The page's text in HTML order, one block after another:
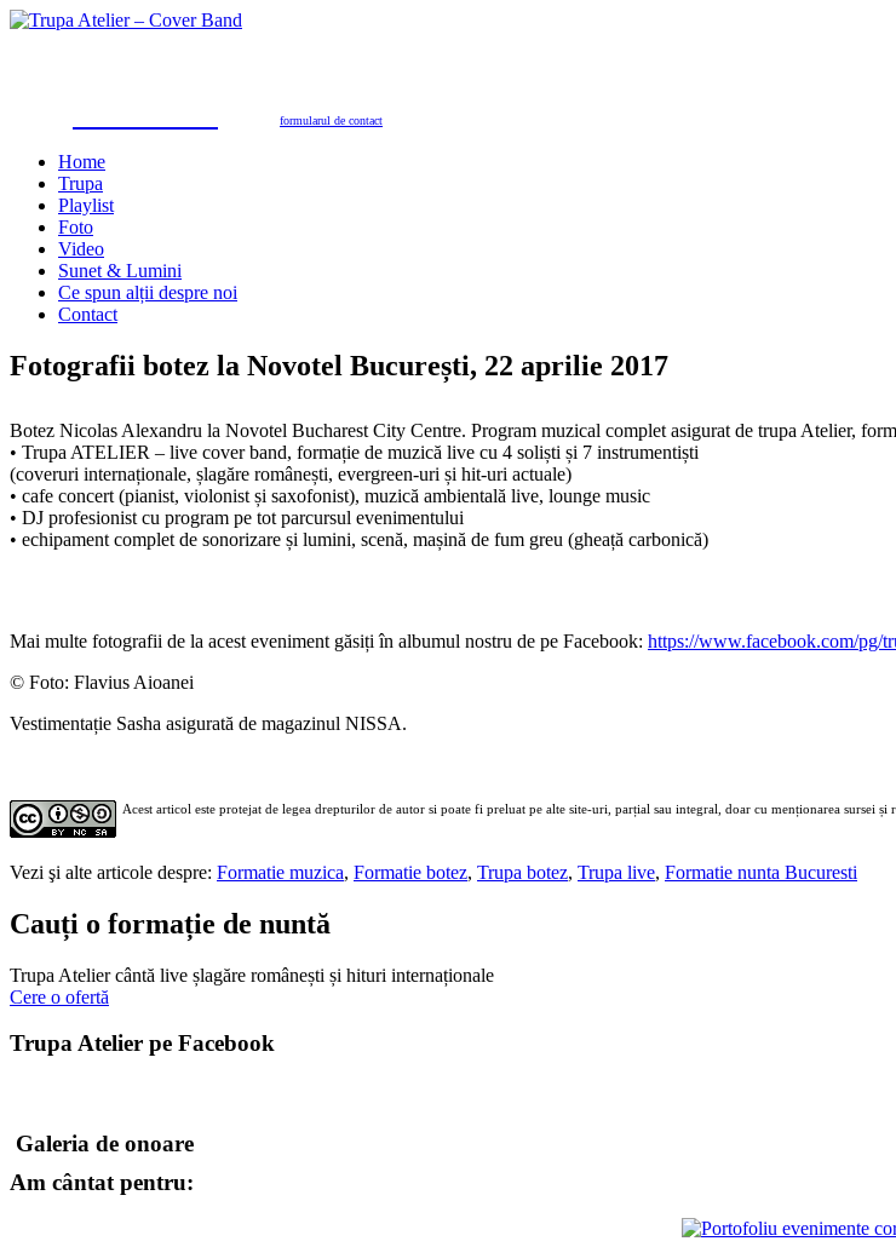
formularul de contact
Home
Trupa
Playlist
Foto
Video
Sunet & Lumini
Ce spun alții despre noi
Contact
Fotografii botez la Novotel București, 22 aprilie 2017
Botez Nicolas Alexandru la Novotel Bucharest City Centre. Program muzical complet asigurat de trupa Atelier,
• Trupa ATELIER – live cover band, formație de muzică live cu 4 soliști și 7 instrumentiști
(coveruri internaționale, șlagăre românești, evergreen-uri și hit-uri actuale)
• cafe concert (pianist, violonist și saxofonist), muzică ambientală live, lounge music
• DJ profesionist cu program pe tot parcursul evenimentului
• echipament complet de sonorizare și lumini, scenă, mașină de fum greu (gheață carbonică)
Mai multe fotografii de la acest eveniment găsiți în albumul nostru de pe Facebook: https://www.facebook.com/pg/
© Foto: Flavius Aioanei
Vestimentație Sasha asigurată de magazinul NISSA.
Acest articol este protejat de legea drepturilor de autor si poate fi preluat pe alte site-uri, parțial sau integral, doar cu menționarea sursei și
Vezi şi alte articole despre: Formatie muzica, Formatie botez, Trupa botez, Trupa live, Formatie nunta Bucuresti
Cauți o formație de nuntă
Trupa Atelier cântă live șlagăre românești și hituri internaționale
Cere o ofertă
Trupa Atelier pe Facebook
Galeria de onoare
Am cântat pentru: